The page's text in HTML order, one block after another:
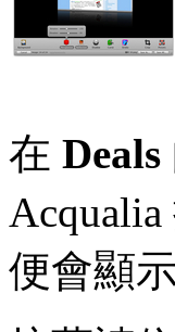
在 Deals
便會顯